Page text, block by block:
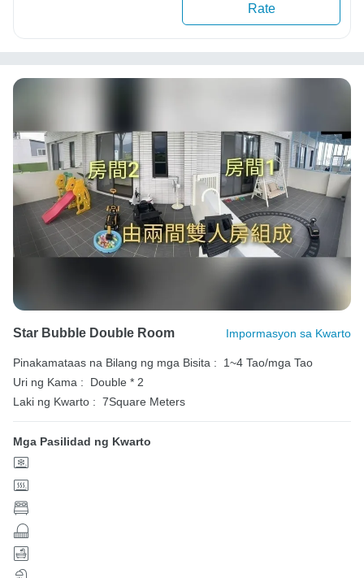
Rate
Star Bubble Double Room Impormasyon sa Kwarto
Pinakamataas na Bilang ng mga Bisita :
1~4 Tao/mga Tao
Uri ng Kama :
Double * 2
Laki ng Kwarto : 7Square Meters
Mga Pasilidad ng Kwarto